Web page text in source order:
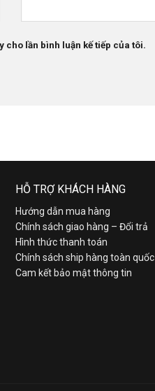
lần bình luận kế tiếp của tôi.
HỖ TRỢ KHÁCH HÀNG
Hướng dẫn mua hàng
Chính sách giao hàng – Đổi trả
Hình thức thanh toán
Chính sách ship hàng toàn quốc
Cam kết bảo mật thông tin